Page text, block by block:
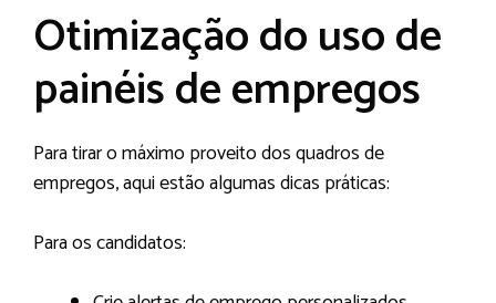
Otimização do uso de
painéis de empregos
Para tirar o máximo proveito dos quadros de
empregos, aqui estão algumas dicas práticas:
Para os candidatos: